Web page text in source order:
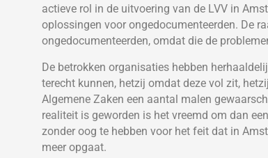
actieve rol in de uitvoering van de LVV in
oplossingen voor ongedocumenteerden. De
ongedocumenteerden, omdat die de
De betrokken organisaties hebben
terecht kunnen, hetzij omdat deze vol zit,
Algemene Zaken een aantal malen
realiteit is geworden is het vreemd om dan
zonder oog te hebben voor het feit dat in
meer opgaat.